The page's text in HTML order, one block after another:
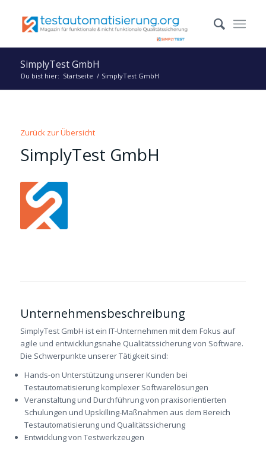
SimplyTest GmbH
Du bist hier: Startseite / SimplyTest GmbH
Zurück zur Übersicht
SimplyTest GmbH
Unternehmensbeschreibung
SimplyTest GmbH ist ein IT-Unternehmen mit dem Fokus auf
agile und entwicklungsnahe Qualitätssicherung von Software.
Die Schwerpunkte unserer Tätigkeit sind:
Hands-on Unterstützung unserer Kunden bei
Testautomatisierung komplexer Softwarelösungen
Veranstaltung und Durchführung von praxisorientierten
Schulungen und Upskilling-Maßnahmen aus dem Bereich
Testautomatisierung und Qualitätssicherung
Entwicklung von Testwerkzeugen